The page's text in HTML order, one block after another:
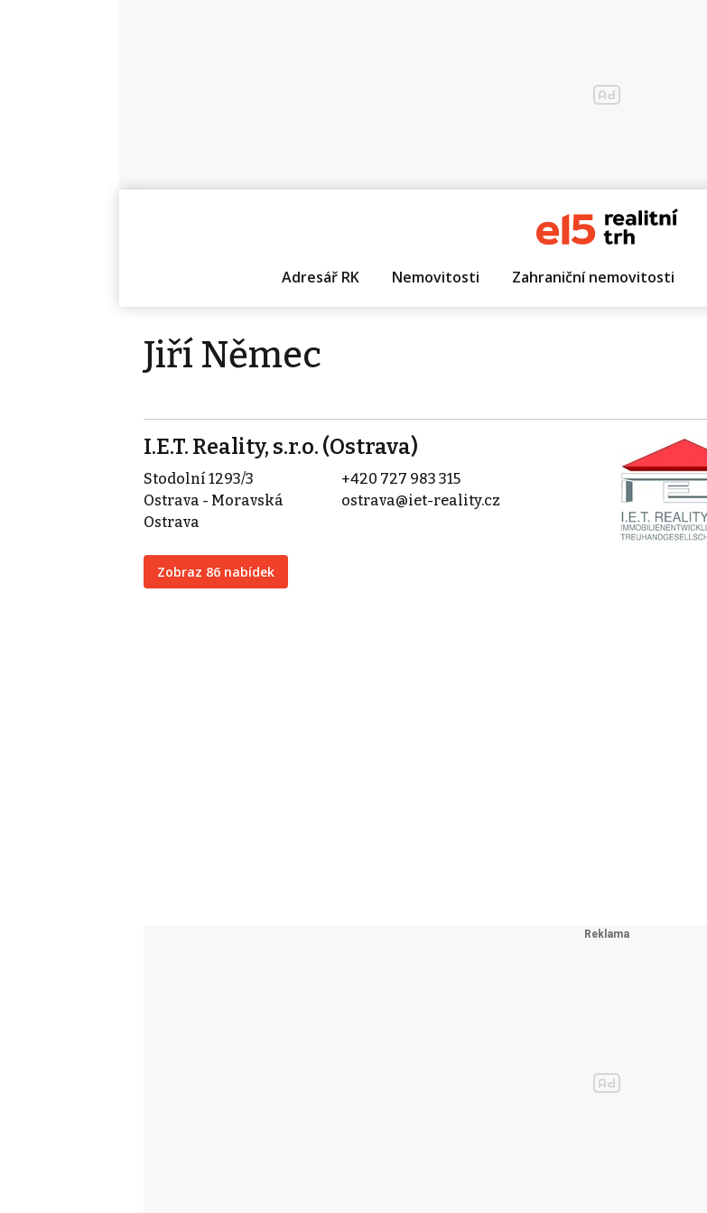
Adresář RK Nemovitosti Zahraniční nemovitosti
Jiří Němec
I.E.T. Reality, s.r.o. (Ostrava)
Stodolní 1293/3
Ostrava - Moravská
Ostrava
Zobraz 86 nabídek
+420 727 983 315
ostrava@iet-reality.cz